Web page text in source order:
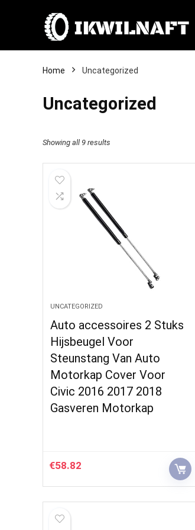
Home Uncategorized
Uncategorized
Showing all 9 results
UNCATEGORIZED
Auto accessoires 2 Stuks
Hijsbeugel Voor
Steunstang Van Auto
Motorkap Cover Voor
Civic 2016 2017 2018
Gasveren Motorkap
€58.82